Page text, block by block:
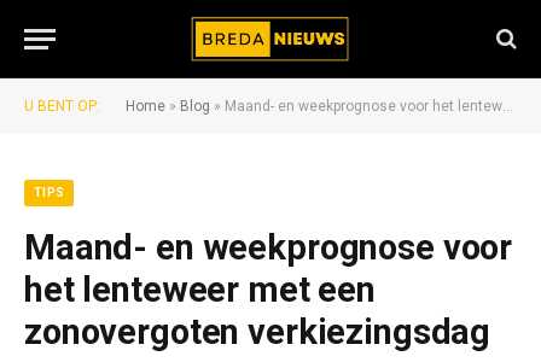
U BENT OP: Home » Blog » Maand- en weekprognose voor het lenteweer met een zonovergoten verkiezingsdag
TIPS
Maand- en weekprognose voor
het lenteweer met een
zonovergoten verkiezingsdag